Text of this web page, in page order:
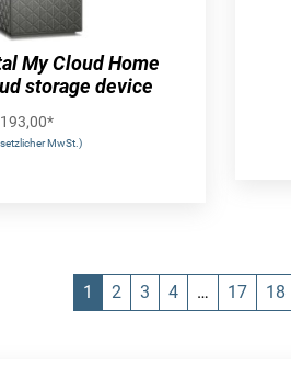
My Cloud Home
storage device
193,00*
MwSt.)
1 2 3 4 … 17 18